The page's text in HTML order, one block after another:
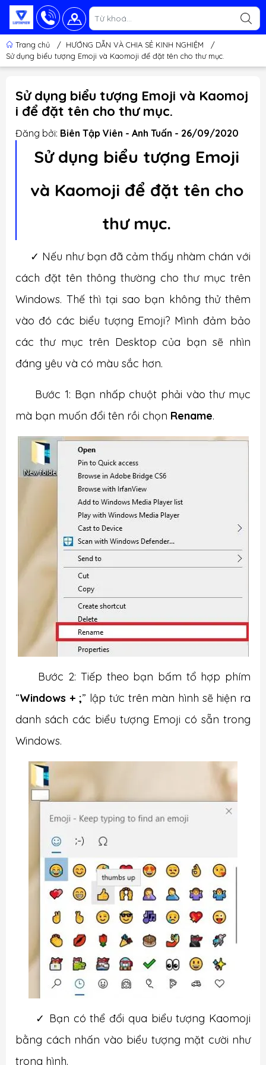
Trang chủ / HƯỚNG DẪN VÀ CHIA SẺ KINH NGHIỆM
/
Sử dụng biểu tượng Emoji và Kaomoji để đặt tên cho thư mục.
Sử dụng biểu tượng Emoji và Kaomoj
i để đặt tên cho thư mục.
Đăng bởi: Biên Tập Viên - Anh Tuấn - 26/09/2020
Sử dụng biểu tượng Emoji
và Kaomoji để đặt tên cho
thư mục.
✓ Nếu như bạn đã cảm thấy nhàm chán với
cách đặt tên thông thường cho thư mục trên
Windows. Thế thì tại sao bạn không thử thêm
vào đó các biểu tượng Emoji? Mình đảm bảo
các thư mục trên Desktop của bạn sẽ nhìn
đáng yêu và có màu sắc hơn.
Bước 1: Bạn nhấp chuột phải vào thư mục
mà bạn muốn đổi tên rồi chọn Rename.
Bước 2: Tiếp theo bạn bấm tổ hợp phím
“Windows + ;” lập tức trên màn hình sẽ hiện ra
danh sách các biểu tượng Emoji có sẵn trong
Windows.
✓ Bạn có thể đổi qua biểu tượng Kaomoji
bằng cách nhấn vào biểu tượng mặt cười như
trong hình.